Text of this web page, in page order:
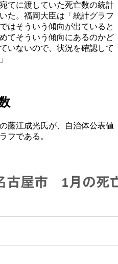
てに渡していた死亡数の統計
た。福岡大臣は「統計グラフ
はそういう傾向が出ていると
てそういう傾向にあるのかど
いないので、状況を確認して
藤江成光氏が、自治体公表値
フである。